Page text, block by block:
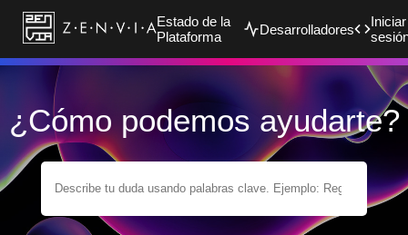
Estado de la
Plataforma
Desarrolladores
Iniciar
¿Cómo podemos ayudarte?